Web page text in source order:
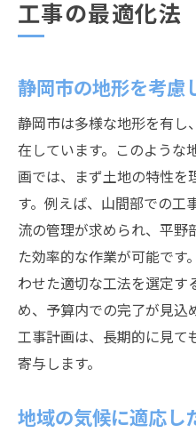
工事の最適化法
静岡市の地形を考慮
静岡市は多様な地形を有し
在しています。このような
画では、まず土地の特性を
す。例えば、山間部での工
流の管理が求められ、平野
た効率的な作業が可能です
わせた適切な工法を選定す
め、予算内での完了が見込
工事計画は、長期的に見て
寄与します。
地域の気候に適応し